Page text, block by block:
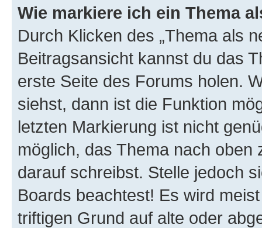
Wie markiere ich ein Thema
Durch Klicken des „Thema als
Beitragsansicht kannst du das
erste Seite des Forums holen.
siehst, dann ist die Funktion
letzten Markierung ist nicht
möglich, das Thema nach oben
darauf schreibst. Stelle jedoch
Boards beachtest! Es wird
triftigen Grund auf alte oder